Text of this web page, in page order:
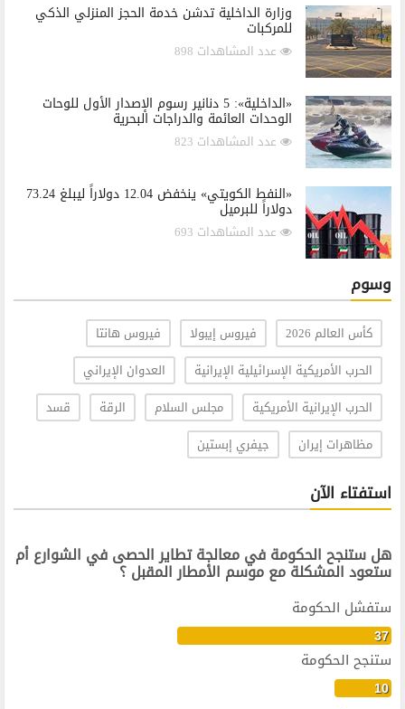
وزارة الداخلية تدشن خدمة الحجز المنزلي الذكي
للمركبات
عدد المشاهدات 898
«الداخلية»: 5 دنانير رسوم الإصدار الأول للوحات
الوحدات العائمة والدراجات البحرية
عدد المشاهدات 823
«النفط الكويتي» ينخفض 12.04 دولاراً ليبلغ 73.24
دولاراً للبرميل
عدد المشاهدات 693
وسوم
كأس العالم 2026 فيروس إيبولا
فيروس هانتا
الحرب الأمريكية الإسرائيلية الإيرانية
العدوان الإيراني
الحرب الإيرانية الأمريكية
مجلس السلام الرقة
قسد
مظاهرات إيران
جيفري إبستين
استفتاء الآن
هل ستنجح الحكومة في معالجة تطاير الحصى في الشوارع أم
ستعود المشكلة مع موسم الأمطار المقبل ؟
ستفشل الحكومة
37
ستنجح الحكومة
10